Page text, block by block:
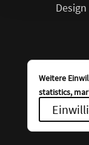
Design
Weitere
statistics,